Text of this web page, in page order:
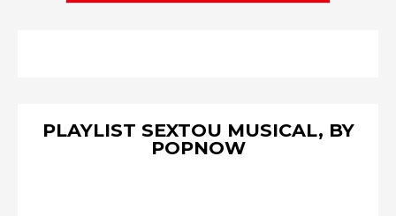
PLAYLIST SEXTOU MUSICAL, BY
POPNOW